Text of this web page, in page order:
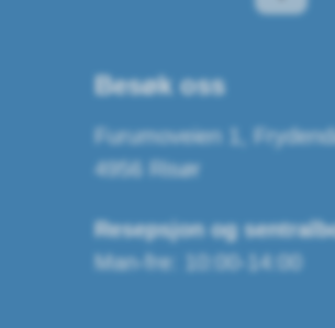
Besøk oss
Furumoveien 1,
4956 Risør
Resepsjon og
Man-fre: 10:00-14:00